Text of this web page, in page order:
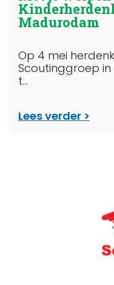
Madurodam
Op 4 mei
Scoutinggroep
t...
Lees verder